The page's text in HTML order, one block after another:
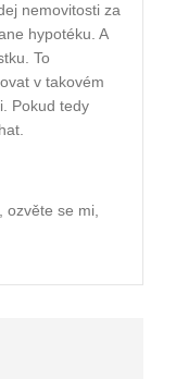
nemovitosti za
hypotéku. A
To
v takovém
Pokud tedy
se mi,